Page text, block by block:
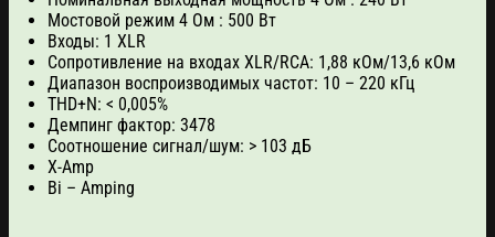
Мостовой режим 4 Ом : 500 Вт
Входы: 1 XLR
Сопротивление на входах XLR/RCA: 1,88 кОм/13,6 кОм
Диапазон воспроизводимых частот: 10 – 220 кГц
THD+N: < 0,005%
Демпинг фактор: 3478
Соотношение сигнал/шум: > 103 дБ
X-Amp
Bi – Amping